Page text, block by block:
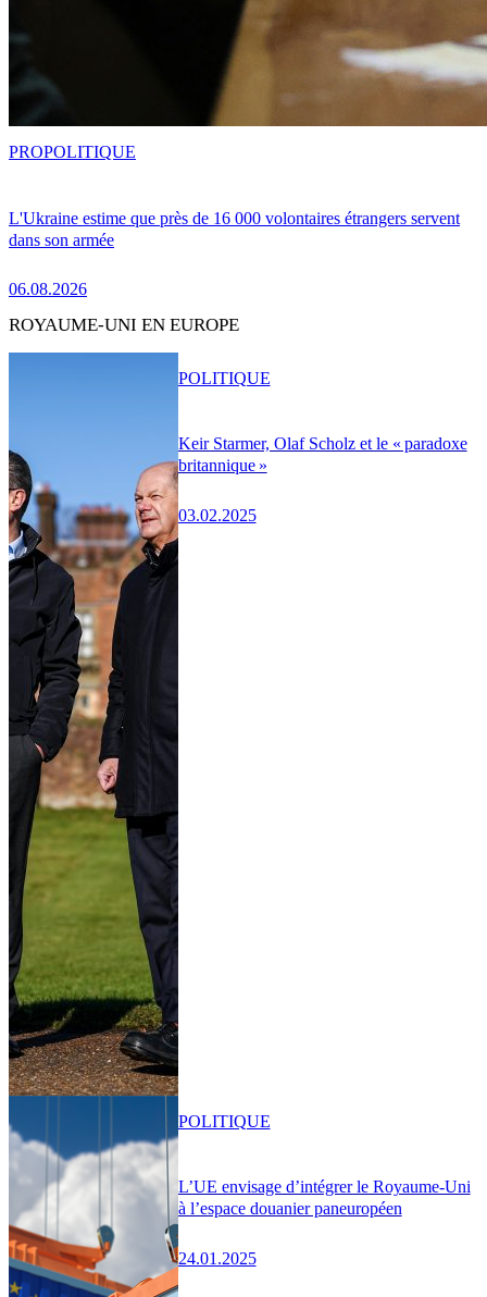
L'Ukraine estime que près de 16 000 volontaires étrangers servent
dans son armée
06.08.2026
PROPOLITIQUE
ROYAUME-UNI EN EUROPE
Keir Starmer, Olaf Scholz et le « paradoxe
britannique »
03.02.2025
POLITIQUE
L’UE envisage d’intégrer le Royaume-Uni
à l’espace douanier paneuropéen
24.01.2025
POLITIQUE